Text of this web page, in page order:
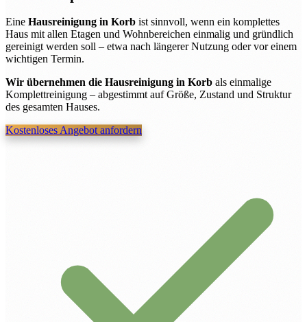
Eine Hausreinigung in Korb ist sinnvoll, wenn ein komplettes
Haus mit allen Etagen und Wohnbereichen einmalig und gründlich
gereinigt werden soll – etwa nach längerer Nutzung oder vor einem
wichtigen Termin.
Wir übernehmen die Hausreinigung in Korb als einmalige
Komplettreinigung – abgestimmt auf Größe, Zustand und Struktur
des gesamten Hauses.
Kostenloses Angebot anfordern